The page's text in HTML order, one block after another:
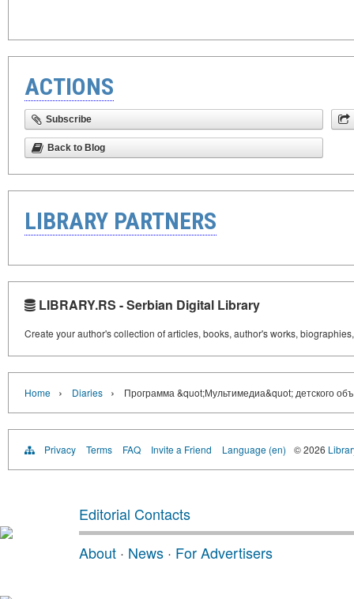
ACTIONS
Subscribe
Back to Blog
LIBRARY PARTNERS
LIBRARY.RS - Serbian Digital Library
Create your author's collection of articles, books, author's works,
Home › Diaries › Программа &quot;Мультимедиа&quot; детского
Privacy Terms FAQ Invite a Friend Language (en) © 2026
Editorial Contacts
About · News · For Advertisers